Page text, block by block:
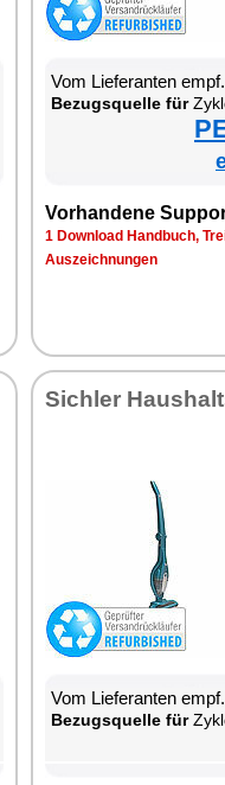
Vom Lie­fe­ran­ten
Be­zugs­quel­le fürZy­klon-
Vor­han­de­ne
1 Down­load Hand­buch,
Aus­zeich­nun­gen
Sich­ler
Vom Lie­fe­ran­ten
Be­zugs­quel­le fürZy­klon-